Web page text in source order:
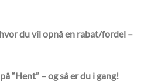
du vil opnå en rabat/fordel –
“Hent” – og så er du i gang!